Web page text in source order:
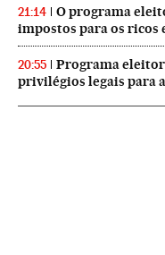
21:14
O programa
impostos para os ricos
20:55
Programa
privilégios legais para